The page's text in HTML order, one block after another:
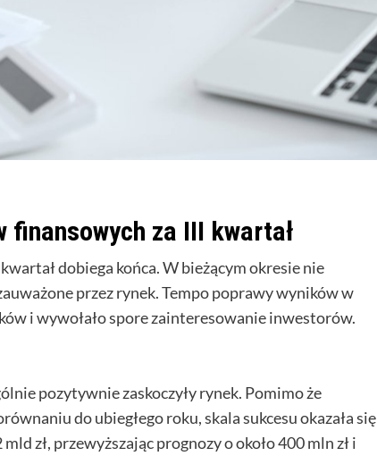
finansowych za III kwartał
dobiega końca. W bieżącym okresie nie
przez rynek. Tempo poprawy wyników w
i wywołało spore zainteresowanie inwestorów.
pozytywnie zaskoczyły rynek. Pomimo że
do ubiegłego roku, skala sukcesu okazała się
zł, przewyższając prognozy o około 400 mln zł i